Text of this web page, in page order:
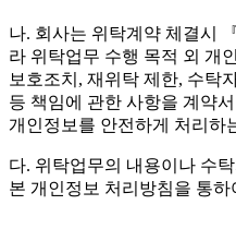
나. 회사는 위탁계약 체결시
라 위탁업무 수행 목적 외 개
보호조치, 재위탁 제한, 수탁
등 책임에 관한 사항을 계약
개인정보를 안전하게 처리하
다. 위탁업무의 내용이나 수
본 개인정보 처리방침을 통